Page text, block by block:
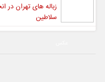
زباله های تهران در
سلاطین